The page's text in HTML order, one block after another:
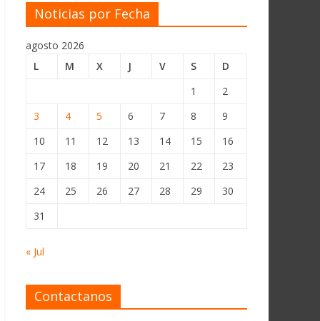
Noticias por Fecha
agosto 2026
L
M X J V S
D
1
2
3
4 5 6 7 8
9
10
11 12 13 14 15
16
17
18 19 20 21 22
23
24
25 26 27 28 29
30
31
« Jul
Contactanos